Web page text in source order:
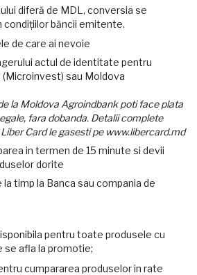
diferă de MDL, conversia se
condițiilor băncii emitente.
de care ai nevoie
actul de identitate pentru
sau Moldova
la Moldova Agroindbank poti face plata
fara dobanda. Detalii complete
Card le gasesti pe www.libercard.md
in termen de 15 minute si devii
dorite
timp la Banca sau compania de
pentru toate produsele cu
se afla la promotie;
cumpararea produselor in rate